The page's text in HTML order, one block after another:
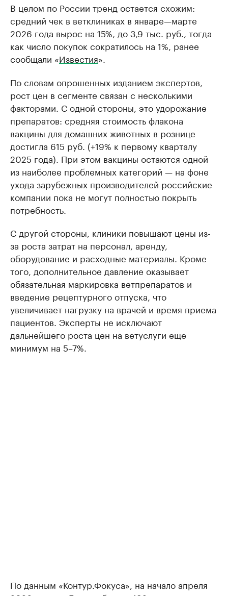
В целом по России тренд остается схожим:
средний чек в ветклиниках в январе—марте
2026 года вырос на 15%, до 3,9 тыс. руб., тогда
как число покупок сократилось на 1%, ранее
сообщали «Известия».
По словам опрошенных изданием экспертов,
рост цен в сегменте связан с несколькими
факторами. С одной стороны, это удорожание
препаратов: средняя стоимость флакона
вакцины для домашних животных в рознице
достигла 615 руб. (+19% к первому кварталу
2025 года). При этом вакцины остаются одной
из наиболее проблемных категорий — на фоне
ухода зарубежных производителей российские
компании пока не могут полностью покрыть
потребность.
С другой стороны, клиники повышают цены из-
за роста затрат на персонал, аренду,
оборудование и расходные материалы. Кроме
того, дополнительное давление оказывает
обязательная маркировка ветпрепаратов и
введение рецептурного отпуска, что
увеличивает нагрузку на врачей и время приема
пациентов. Эксперты не исключают
дальнейшего роста цен на ветуслуги еще
минимум на 5–7%.
По данным «Контур.Фокуса», на начало апреля